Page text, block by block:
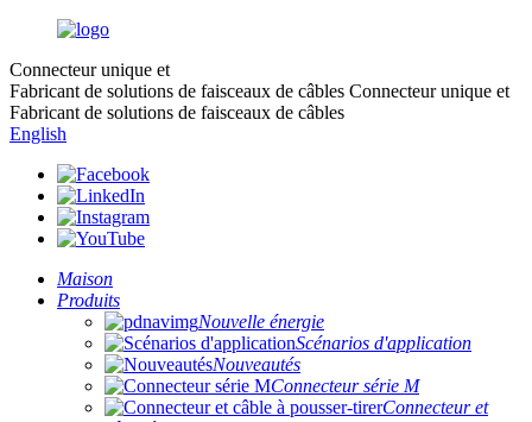
Connecteur unique et
Fabricant de solutions de faisceaux de câbles Connecteur unique et
Fabricant de solutions de faisceaux de câbles
English
Maison
Produits
Nouvelle énergie
Scénarios d'application
Nouveautés
Connecteur série M
Connecteur et